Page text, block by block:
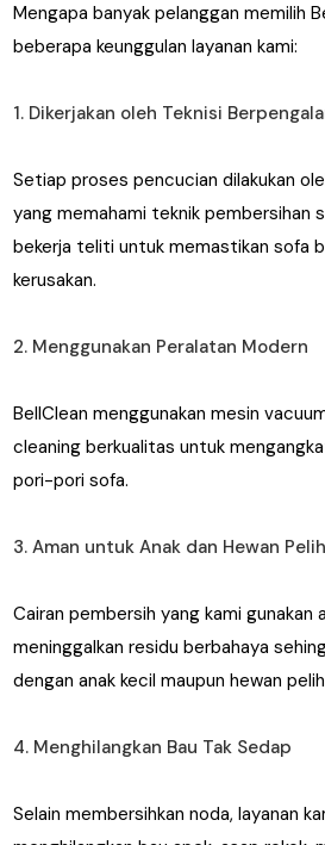
Mengapa banyak pelanggan memilih
beberapa keunggulan layanan kami:
1. Dikerjakan oleh Teknisi
Setiap proses pencucian dilakukan
yang memahami teknik pembersihan
bekerja teliti untuk memastikan sofa
kerusakan.
2. Menggunakan Peralatan Modern
BellClean menggunakan mesin
cleaning berkualitas untuk
pori-pori sofa.
3. Aman untuk Anak dan Hewan
Cairan pembersih yang kami gunakan
meninggalkan residu berbahaya
dengan anak kecil maupun hewan
4. Menghilangkan Bau Tak Sedap
Selain membersihkan noda, layanan